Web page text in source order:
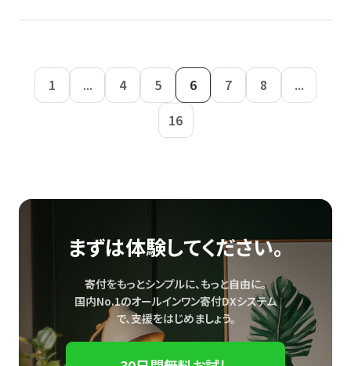
1 ... 4 5 6 7 8
...
16
まずは体験してください。
寄付をもっとシンプルに、もっと自由に。
国内No.1のオールインワン寄付DXシステム
で、支援をはじめましょう。